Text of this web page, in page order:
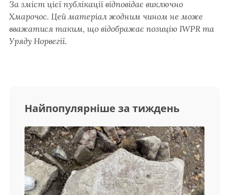
За зміст цієї публікації відповідає виключно
Хмарочос. Цей матеріал жодним чином не може
вважатися таким, що відображає позицію IWPR та
Уряду Норвегії.
Найпопулярніше за тиждень